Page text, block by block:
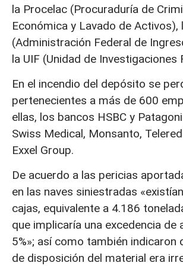
la Procelac (Procuraduría de
Económica y Lavado de Activos),
(Administración Federal de
la UIF (Unidad de Investigaciones
En el incendio del depósito se
pertenecientes a más de 600
ellas, los bancos HSBC y
Swiss Medical, Monsanto,
Exxel Group.
De acuerdo a las pericias
en las naves siniestradas
cajas, equivalente a 4.186
que implicaría una excedencia de
5%»; así como también indicaron
de disposición del material era